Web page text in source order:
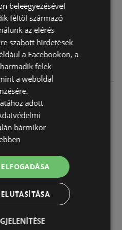
újság érvényessége 2
-ig
újság már nem érvényes
dátuma:
beleegyezésével
féltől származó
az elérés
szabott hirdetések
a Facebookon, a
felek
a weboldal
adott
bármikor
ELFOGADÁSA
ELUTASÍTÁSA